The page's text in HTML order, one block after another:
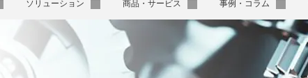
ソリューション 商品・サービス 事例・コラム